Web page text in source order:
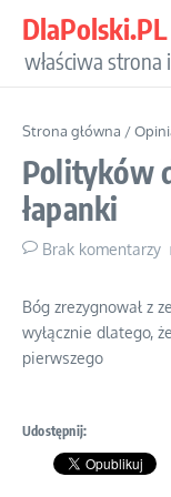
DlaPolski.PL
właściwa strona
Strona główna /
Polityków
łapanki
Brak komentarzy
Bóg zrezygnował z
wyłącznie dlatego,
pierwszego
Udostępnij: